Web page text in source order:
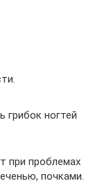
ногтей
при проблемах
почками.